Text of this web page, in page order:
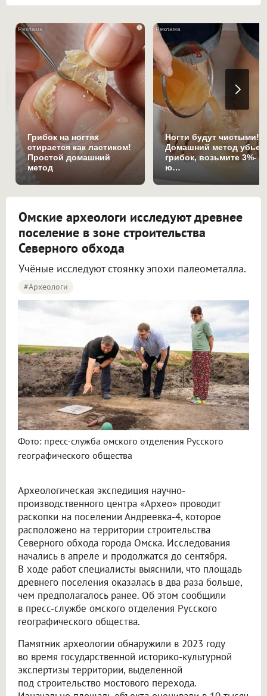
i
Грибок на ногтях
стирается как ластиком!
Простой домашний
метод
Ногти будут чистыми!
Домашний метод убьет
грибок, возьмите 3%-
ю…
Омские археологи исследуют древнее
поселение в зоне строительства
Северного обхода
Учёные исследуют стоянку эпохи палеометалла.
#археологи
Фото: пресс-служба омского отделения Русского
географического общества
Археологическая экспедиция научно-
производственного центра «Архео» проводит
раскопки на поселении Андреевка-4, которое
расположено на территории строительства
Северного обхода города Омска. Исследования
начались в апреле и продолжатся до сентября.
В ходе работ специалисты выяснили, что площадь
древнего поселения оказалась в два раза больше,
чем предполагалось ранее. Об этом сообщили
в пресс-службе омского отделения Русского
географического общества.
Памятник археологии обнаружили в 2023 году
во время государственной историко-культурной
экспертизы территории, выделенной
под строительство мостового перехода.